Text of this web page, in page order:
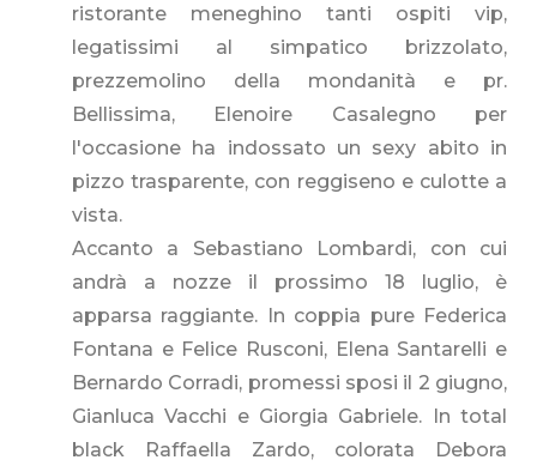
ristorante meneghino tanti ospiti vip,
legatissimi al simpatico brizzolato,
prezzemolino della mondanità e pr.
Bellissima, Elenoire Casalegno per
l'occasione ha indossato un sexy abito in
pizzo trasparente, con reggiseno e culotte a
vista.
Accanto a Sebastiano Lombardi, con cui
andrà a nozze il prossimo 18 luglio, è
apparsa raggiante. In coppia pure Federica
Fontana e Felice Rusconi, Elena Santarelli e
Bernardo Corradi, promessi sposi il 2 giugno,
Gianluca Vacchi e Giorgia Gabriele. In total
black Raffaella Zardo, colorata Debora